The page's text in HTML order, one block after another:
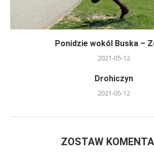
Ponidzie wokól Buska –
2021-05-12
Drohiczyn
2021-05-12
ZOSTAW